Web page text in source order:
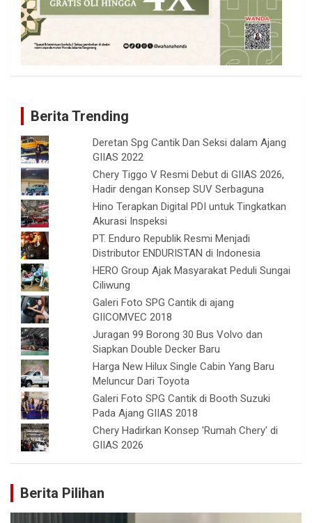
Berita Trending
Deretan Spg Cantik Dan Seksi dalam Ajang
GIIAS 2022
Chery Tiggo V Resmi Debut di GIIAS 2026,
Hadir dengan Konsep SUV Serbaguna
Hino Terapkan Digital PDI untuk Tingkatkan
Akurasi Inspeksi
PT. Enduro Republik Resmi Menjadi
Distributor ENDURISTAN di Indonesia
HERO Group Ajak Masyarakat Peduli Sungai
Ciliwung
Galeri Foto SPG Cantik di ajang
GIICOMVEC 2018
Juragan 99 Borong 30 Bus Volvo dan
Siapkan Double Decker Baru
Harga New Hilux Single Cabin Yang Baru
Meluncur Dari Toyota
Galeri Foto SPG Cantik di Booth Suzuki
Pada Ajang GIIAS 2018
Chery Hadirkan Konsep 'Rumah Chery' di
GIIAS 2026
Berita Pilihan